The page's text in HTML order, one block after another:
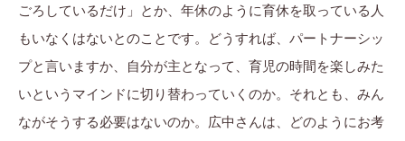
ごろしているだけ」とか、年休のように育休を取っている人
もいなくはないとのことです。どうすれば、パートナーシッ
プと言いますか、自分が主となって、育児の時間を楽しみた
いというマインドに切り替わっていくのか。それとも、みん
ながそうする必要はないのか。広中さんは、どのようにお考